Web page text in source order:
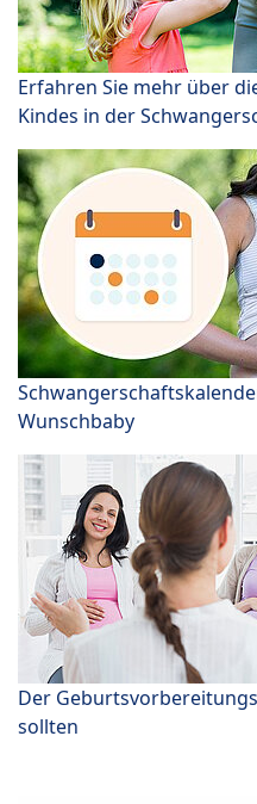
Erfahren Sie mehr über
Kindes in der
Wunschbaby
Der
sollten